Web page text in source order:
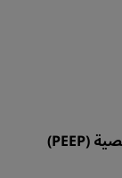
تتوفر خطة إخلاء في حالات الطوارئ الشخصية (PEEP)